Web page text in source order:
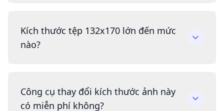
Kích thước tệp 132x170 lớn đến mức
nào?
Công cụ thay đổi kích thước ảnh này
có miễn phí không?